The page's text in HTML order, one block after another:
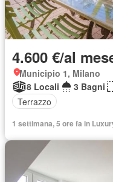
4.600 €/al
Municipio 1, Milano
8 Locali
3 Bagni
Terrazzo
1 settimana, 5 ore fa in